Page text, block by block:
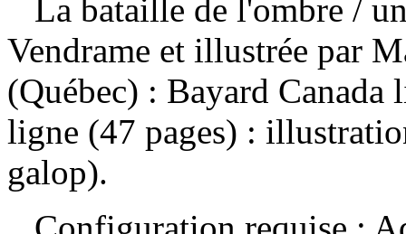
La bataille de l'ombre /
Vendrame et illustrée par
(Québec) : Bayard
ligne (47 pages) :
galop).